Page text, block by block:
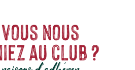
nous
au club ?